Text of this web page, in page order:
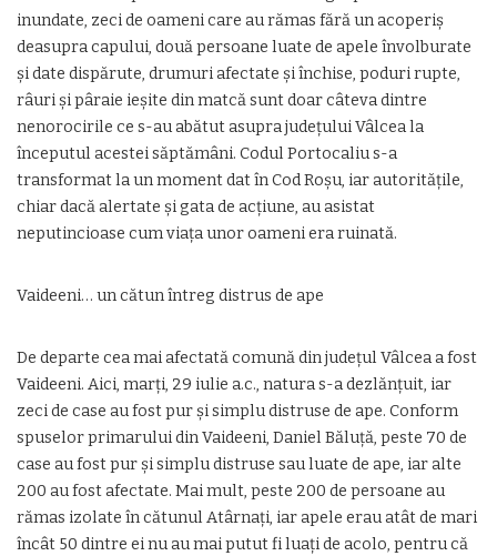
inundate, zeci de oameni care au rămas fără un acoperiş
deasupra capului, două persoane luate de apele învolburate
şi date dispărute, drumuri afectate şi închise, poduri rupte,
râuri şi pâraie ieşite din matcă sunt doar câteva dintre
nenorocirile ce s-au abătut asupra judeţului Vâlcea la
începutul acestei săptămâni. Codul Portocaliu s-a
transformat la un moment dat în Cod Roşu, iar autorităţile,
chiar dacă alertate şi gata de acţiune, au asistat
neputincioase cum viaţa unor oameni era ruinată.
Vaideeni… un cătun întreg distrus de ape
De departe cea mai afectată comună din judeţul Vâlcea a fost
Vaideeni. Aici, marţi, 29 iulie a.c., natura s-a dezlănţuit, iar
zeci de case au fost pur şi simplu distruse de ape. Conform
spuselor primarului din Vaideeni, Daniel Băluţă, peste 70 de
case au fost pur şi simplu distruse sau luate de ape, iar alte
200 au fost afectate. Mai mult, peste 200 de persoane au
rămas izolate în cătunul Atârnaţi, iar apele erau atât de mari
încât 50 dintre ei nu au mai putut fi luaţi de acolo, pentru că